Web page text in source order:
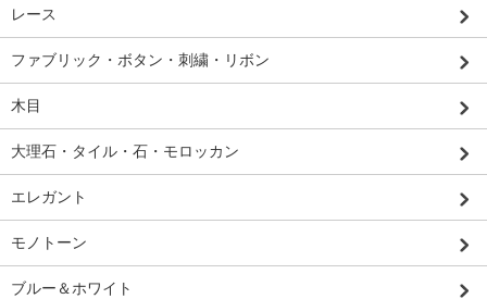
レース
ファブリック・ボタン・刺繍・リボン
木目
大理石・タイル・石・モロッカン
エレガント
モノトーン
ブルー＆ホワイト